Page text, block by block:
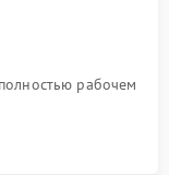
рабочем